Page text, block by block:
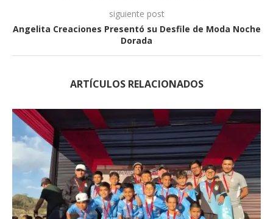
siguiente post
Angelita Creaciones Presentó su Desfile de Moda Noche
Dorada
ARTÍCULOS RELACIONADOS